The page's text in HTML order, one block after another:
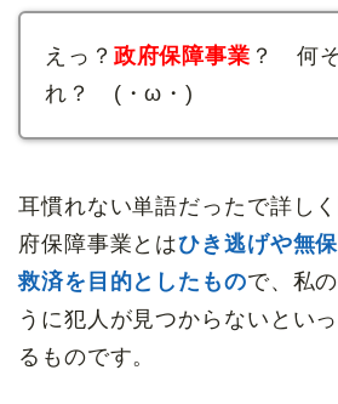
えっ？ 政府保障事業 ？ 何
れ？ (・ω・)
耳慣れない単語だったで詳し
府保障事業とはひき逃げや無
救済を目的としたもので、私
うに犯人が見つからないとい
るものです。